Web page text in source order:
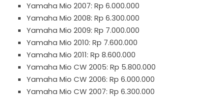
Yamaha Mio 2007: Rp 6.000.000
Yamaha Mio 2008: Rp 6.300.000
Yamaha Mio 2009: Rp 7.000.000
Yamaha Mio 2010: Rp 7.600.000
Yamaha Mio 2011: Rp 8.600.000
Yamaha Mio CW 2005: Rp 5.800.000
Yamaha Mio CW 2006: Rp 6.000.000
Yamaha Mio CW 2007: Rp 6.300.000